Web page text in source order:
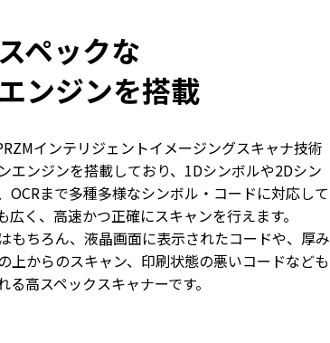
ペックな
ンジンを搭載
インテリジェントイメージングスキャナ技術
エンジンを搭載しており、1Dシンボルや2Dシン
OCRまで多種多様なシンボル・コードに対応して
広く、高速かつ正確にスキャンを行えます。
もちろん、液晶画面に表示されたコードや、厚み
上からのスキャン、印刷状態の悪いコードなども
る高スペックスキャナーです。